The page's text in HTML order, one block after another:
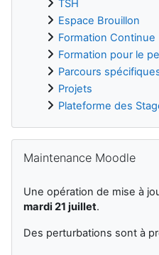
TSH
Espace Brouillon
Formation Continue
Formation pour le
Parcours
Projets
Plateforme des
Maintenance Moodle
Une opération de mise à
mardi 21 juillet.
Des perturbations sont à